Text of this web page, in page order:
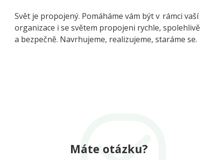
Svět je propojený. Pomáháme vám být v rámci vaší
organizace i se světem propojeni rychle, spolehlivě
a bezpečně. Navrhujeme, realizujeme, staráme se.
Máte otázku?